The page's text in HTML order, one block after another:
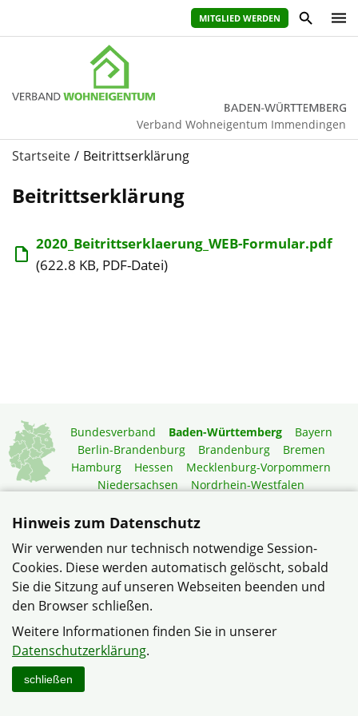
MITGLIED WERDEN
Verband Wohneigentum Immendingen
Startseite Beitrittserklärung
Beitrittserklärung
2020_Beitrittserklaerung_WEB-Formular.pdf
(622.8 KB, PDF-Datei)
Bundesverband Baden-Württemberg
Bayern
Berlin-Brandenburg
Brandenburg
Bremen
Hamburg
Hessen
Mecklenburg-Vorpommern
Niedersachsen
Nordrhein-Westfalen
Sachsen-Anhalt
Schleswig-Holstein
Mitgliedermagazin
Gartenberatung
© Verband Wohneigentum Immendingen im Verband
Wohneigentum Baden-Württemberg e.V.
Datenschutzerklärung
Impressum Sitemap
Hinweis zum Datenschutz
Wir verwenden nur technisch notwendige Session-
Cookies. Diese werden automatisch gelöscht, sobald
Sie die Sitzung auf unseren Webseiten beenden und
den Browser schließen.
Weitere Informationen finden Sie in unserer
Datenschutzerklärung.
schließen